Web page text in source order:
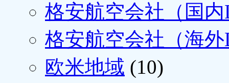
格安航空会社（国
格安航空会社（海
欧米地域 (10)